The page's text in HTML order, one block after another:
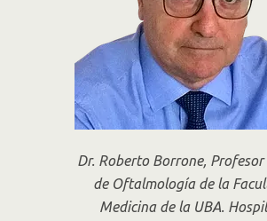
Dr. Roberto Borrone,
de Oftalmología de la
Medicina de la UBA.